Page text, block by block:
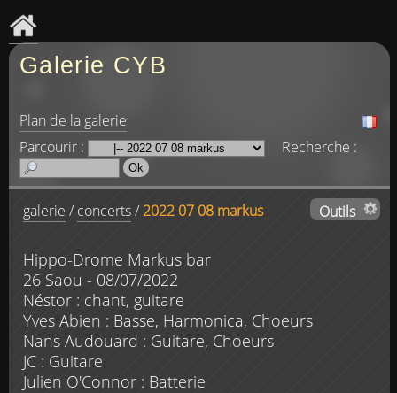
Galerie CYB
Plan de la galerie
Parcourir :
Recherche :
Outils
galerie / concerts/2022 07 08 markus
Hippo-Drome Markus bar
26 Saou - 08/07/2022
Néstor : chant, guitare
Yves Abien : Basse, Harmonica, Choeurs
Nans Audouard : Guitare, Choeurs
JC : Guitare
Julien O'Connor : Batterie